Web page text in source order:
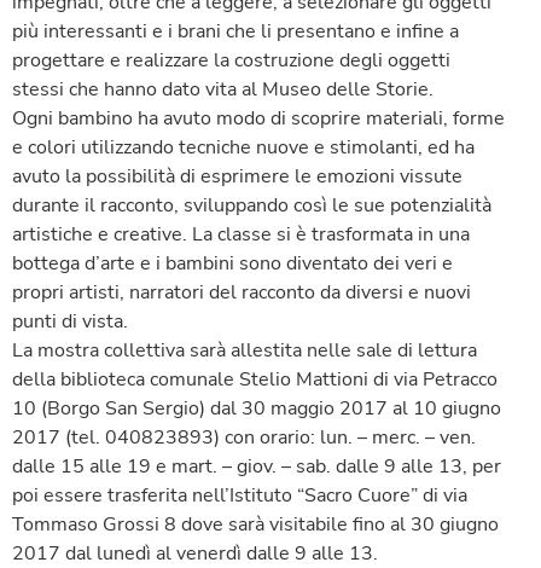
più interessanti e i brani che li presentano e infine a
progettare e realizzare la costruzione degli oggetti
stessi che hanno dato vita al Museo delle Storie.
Ogni bambino ha avuto modo di scoprire materiali, forme
e colori utilizzando tecniche nuove e stimolanti, ed ha
avuto la possibilità di esprimere le emozioni vissute
durante il racconto, sviluppando così le sue potenzialità
artistiche e creative. La classe si è trasformata in una
bottega d’arte e i bambini sono diventato dei veri e
propri artisti, narratori del racconto da diversi e nuovi
punti di vista.
La mostra collettiva sarà allestita nelle sale di lettura
della biblioteca comunale Stelio Mattioni di via Petracco
10 (Borgo San Sergio) dal 30 maggio 2017 al 10 giugno
2017 (tel. 040823893) con orario: lun. – merc. – ven.
dalle 15 alle 19 e mart. – giov. – sab. dalle 9 alle 13, per
poi essere trasferita nell’Istituto “Sacro Cuore” di via
Tommaso Grossi 8 dove sarà visitabile fino al 30 giugno
2017 dal lunedì al venerdì dalle 9 alle 13.